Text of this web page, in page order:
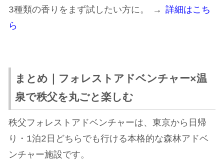
3種類の香りをまず試したい方に。 → 詳細はこち
ら
まとめ｜フォレストアドベンチャー×温
泉で秩父を丸ごと楽しむ
秩父フォレストアドベンチャーは、東京から日帰
り・1泊2日どちらでも行ける本格的な森林アドベ
ンチャー施設です。